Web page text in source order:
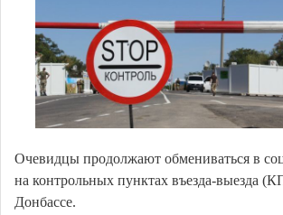
Очевидцы продолжают обмениваться в
на контрольных пунктах въезда-выезда
Донбассе.